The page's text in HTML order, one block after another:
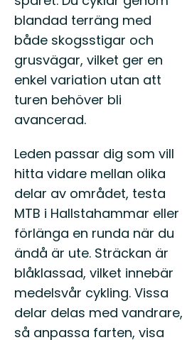
blandad terräng med
både skogsstigar och
grusvägar, vilket ger en
enkel variation utan att
turen behöver bli
avancerad.
Leden passar dig som vill
hitta vidare mellan olika
delar av området, testa
MTB i Hallstahammar eller
förlänga en runda när du
ändå är ute. Sträckan är
blåklassad, vilket innebär
medelsvår cykling. Vissa
delar delas med vandrare,
så anpassa farten, visa